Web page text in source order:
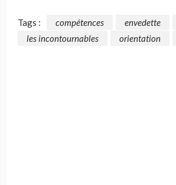
Tags : compétences envedette
les incontournables
orientation